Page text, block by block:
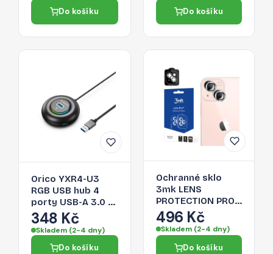
Do košíku Do košíku
Orico YXR4-U3
RGB USB hub 4
porty USB-A 3.0 s
audio/mikrofonním
portem 0,3 m –
černý
348 Kč
Skladem (2-4 dny)
Do košíku
Ochranné sklo
3mk LENS
PROTECTION PRO
pro iPhone 13 mini
- stříbrná
496 Kč
Skladem (2-4 dny)
Do košíku